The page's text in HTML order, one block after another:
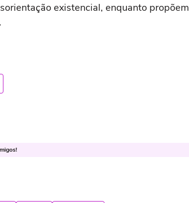
existencial, enquanto propõem